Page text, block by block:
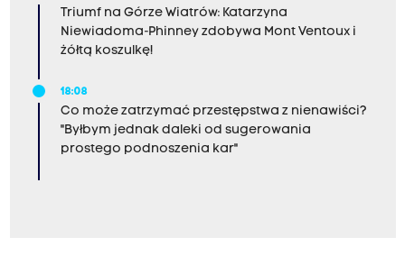
Triumf na Górze Wiatrów: Katarzyna
Niewiadoma-Phinney zdobywa Mont Ventoux i
żółtą koszulkę!
18:08
Co może zatrzymać przestępstwa z nienawiści?
"Byłbym jednak daleki od sugerowania
prostego podnoszenia kar"